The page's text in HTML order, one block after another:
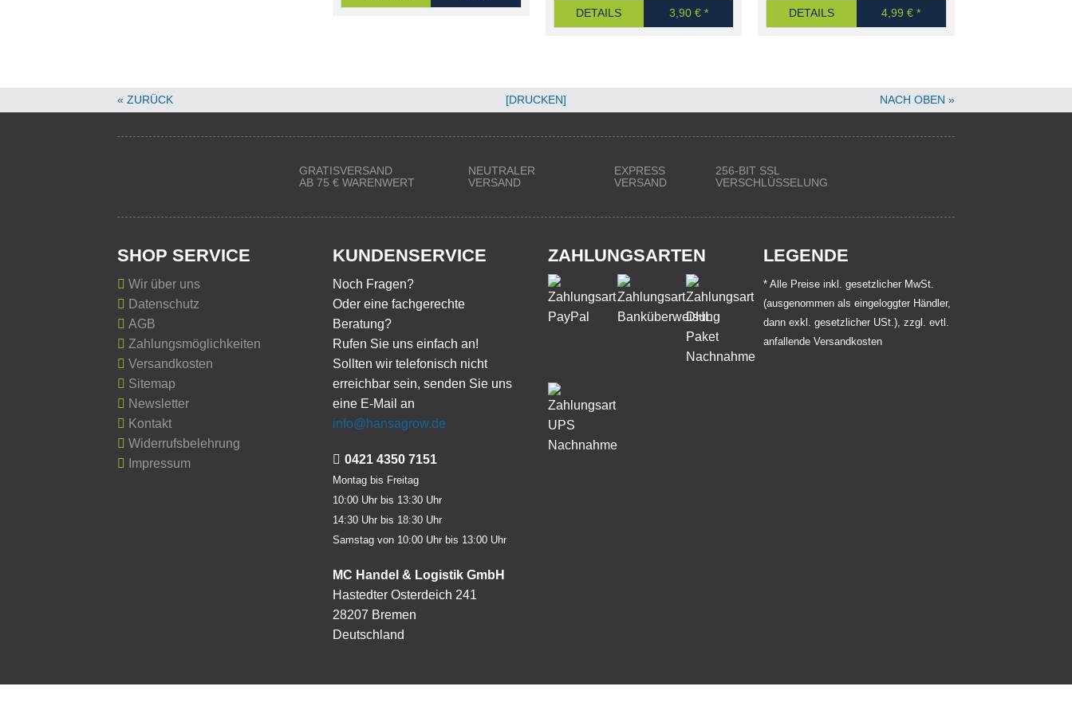
DETAILS 3,90 € * DETAILS 4,99 € *
« ZURÜCK [DRUCKEN] NACH OBEN »
GRATISVERSAND
AB 75 € WARENWERT
NEUTRALER
VERSAND
EXPRESS
VERSAND
256-BIT SSL
VERSCHLÜSSELUNG
SHOP SERVICE
Wir über uns
Datenschutz
AGB
Zahlungsmöglichkeiten
Versandkosten
Sitemap
Newsletter
Kontakt
Widerrufsbelehrung
Impressum
KUNDENSERVICE
Noch Fragen?
Oder eine fachgerechte
Beratung?
Rufen Sie uns einfach an!
Sollten wir telefonisch nicht
erreichbar sein, senden Sie uns
eine E-Mail an
info@hansagrow.de
0421 4350 7151
Montag bis Freitag
10:00 Uhr bis 13:30 Uhr
14:30 Uhr bis 18:30 Uhr
Samstag von 10:00 Uhr bis 13:00 Uhr
MC Handel & Logistik GmbH
Hastedter Osterdeich 241
28207 Bremen
Deutschland
ZAHLUNGSARTEN LEGENDE
* Alle Preise inkl. gesetzlicher MwSt.
(ausgenommen als eingeloggter Händler,
dann exkl. gesetzlicher USt.), zzgl. evtl.
anfallende Versandkosten